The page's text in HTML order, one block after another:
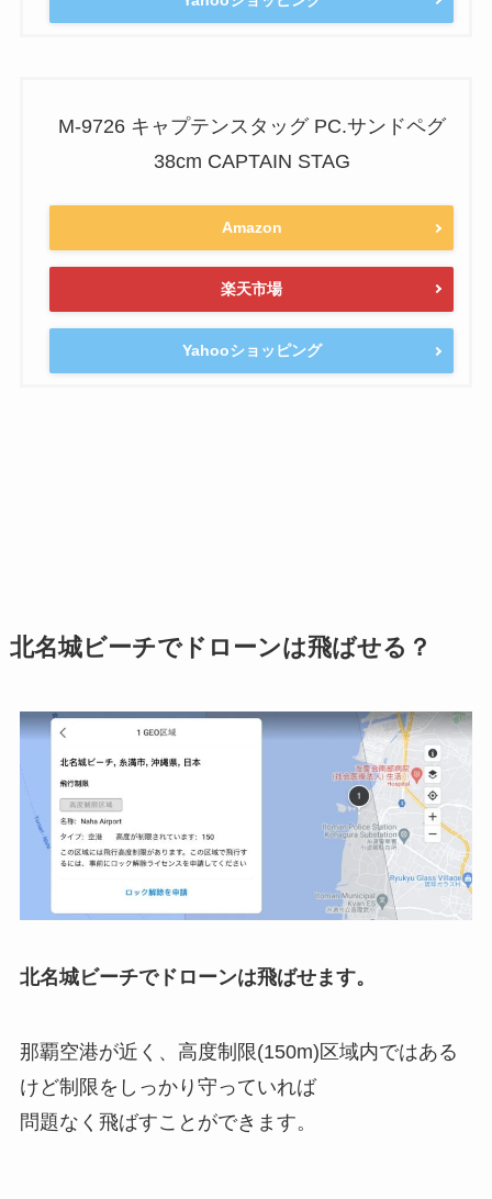
M-9726 キャプテンスタッグ PC.サンドペグ
38cm CAPTAIN STAG
Amazon
楽天市場
Yahooショッピング
北名城ビーチでドローンは飛ばせる？
北名城ビーチでドローンは飛ばせます。
那覇空港が近く、高度制限(150m)区域内ではある
けど制限をしっかり守っていれば
問題なく飛ばすことができます。